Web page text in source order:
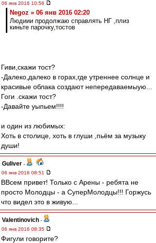
06 янв 2016 10:56
Negoz » 06 янв 2016 02:20
Людиии продолжаю справлять НГ ,плиз
киньте парочку,тостов
Гиви,скажи тост?
-Далеко,далеко в горах,где утреннее солнце и
красивые облака создают непередаваемыую...
Гоги .скажи тост?
-Давайте уыпьем!!!!
и один из любимых:
Хоть в столице, хоть в глуши ,пьём за музыку
души!
Guliver -
06 янв 2016 08:51
ВВсем привет! Только с Арены - ребята не
просто Молодцы - а СуперМолодцы!!! Горжусь
что видел это в живую...
Valentinovich -
06 янв 2016 08:35
Фигули говорите?